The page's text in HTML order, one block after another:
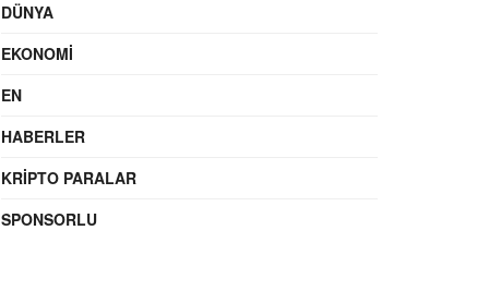
DÜNYA
EKONOMI
EN
HABERLER
KRIPTO PARALAR
SPONSORLU